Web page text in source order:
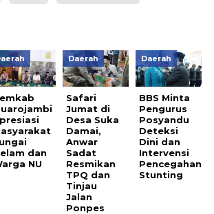
dan
NU
Daerah
Safari
Jumat di
Desa Suka
Damai,
Anwar
Sadat
Resmikan
TPQ dan
Tinjau
Jalan
Ponpes
Daerah
BBS Minta
Pengurus
Posyandu
Deteksi
Dini dan
Intervensi
Pencegahan
Stunting